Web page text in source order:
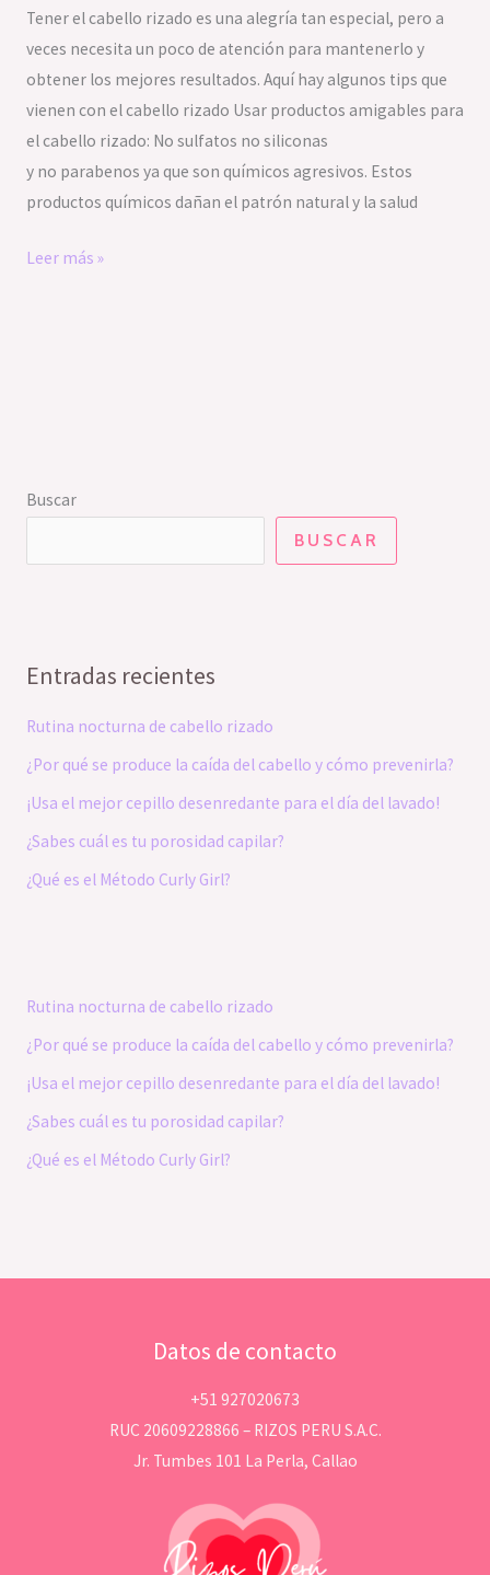
Tener el cabello rizado es una alegría tan especial, pero a
veces necesita un poco de atención para mantenerlo y
obtener los mejores resultados. Aquí hay algunos tips que
vienen con el cabello rizado Usar productos amigables para
el cabello rizado: No sulfatos no siliconas
y no parabenos ya que son químicos agresivos. Estos
productos químicos dañan el patrón natural y la salud
Leer más »
Buscar
BUSCAR
Entradas recientes
Rutina nocturna de cabello rizado
¿Por qué se produce la caída del cabello y cómo prevenirla?
¡Usa el mejor cepillo desenredante para el día del lavado!
¿Sabes cuál es tu porosidad capilar?
¿Qué es el Método Curly Girl?
Rutina nocturna de cabello rizado
¿Por qué se produce la caída del cabello y cómo prevenirla?
¡Usa el mejor cepillo desenredante para el día del lavado!
¿Sabes cuál es tu porosidad capilar?
¿Qué es el Método Curly Girl?
Datos de contacto
+51 927020673
RUC 20609228866 – RIZOS PERU S.A.C.
Jr. Tumbes 101 La Perla, Callao